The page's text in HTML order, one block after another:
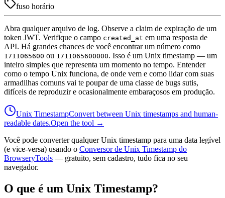
fuso horário
Abra qualquer arquivo de log. Observe a claim de expiração de um
token JWT. Verifique o campo created_at em uma resposta de
API. Há grandes chances de você encontrar um número como
1711065600 ou 1711065600000. Isso é um Unix timestamp — um
inteiro simples que representa um momento no tempo. Entender
como o tempo Unix funciona, de onde vem e como lidar com suas
armadilhas comuns vai te poupar de uma classe de bugs sutis,
difíceis de reproduzir e ocasionalmente embaraçosos em produção.
Unix TimestampConvert between Unix timestamps and human-
readable dates.Open the tool →
Você pode converter qualquer Unix timestamp para uma data legível
(e vice-versa) usando o Conversor de Unix Timestamp do
BrowseryTools — gratuito, sem cadastro, tudo fica no seu
navegador.
O que é um Unix Timestamp?